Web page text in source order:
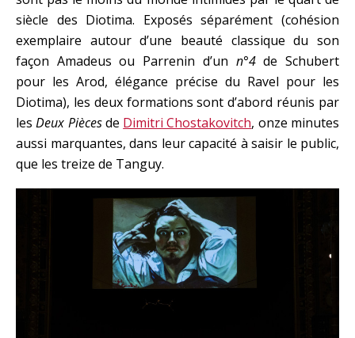
siècle des Diotima. Exposés séparément (cohésion
exemplaire autour d’une beauté classique du son
façon Amadeus ou Parrenin d’un n°4de Schubert
pour les Arod, élégance précise du Ravel pour les
Diotima), les deux formations sont d’abord réunis par
lesDeux Piècesde Dimitri Chostakovitch, onze minutes
aussi marquantes, dans leur capacité à saisir le public,
que les treize de Tanguy.